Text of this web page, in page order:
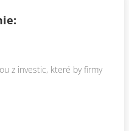
z investic, které by firmy